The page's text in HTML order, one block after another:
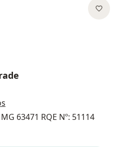
63471 RQE Nº: 51114